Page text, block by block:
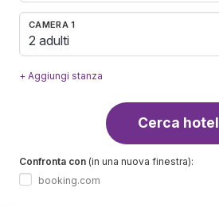
CAMERA 1
2 adulti
+ Aggiungi stanza
Cerca hotel
Confronta con (in una nuova finestra):
booking.com